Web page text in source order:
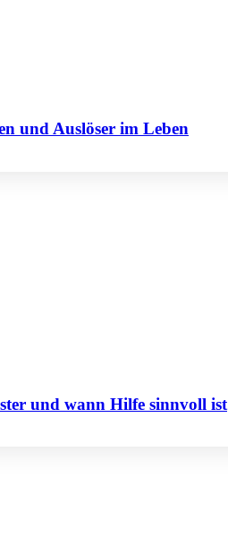
und Auslöser im Leben
und wann Hilfe sinnvoll ist